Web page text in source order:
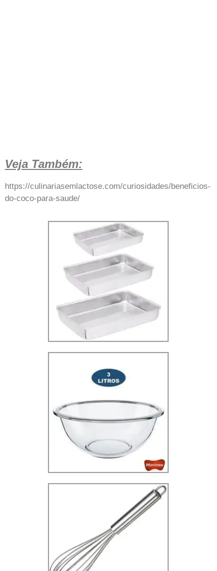
Veja Também:
https://culinariasemlactose.com/curiosidades/beneficios-
do-coco-para-saude/